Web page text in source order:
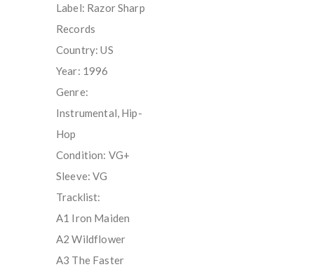
Label: Razor Sharp
Records
Country: US
Year: 1996
Genre:
Instrumental, Hip-
Hop
Condition: VG+
Sleeve: VG
Tracklist:
A1 Iron Maiden
A2 Wildflower
A3 The Faster